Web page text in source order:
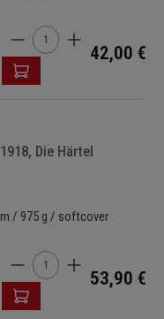
Cantidad del producto:
42,00 €
Die Härtel
/ 975 g / softcover
Cantidad del producto:
53,90 €